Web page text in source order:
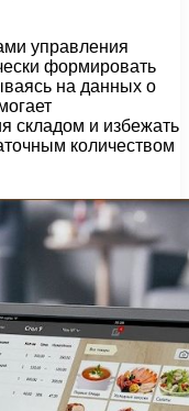
управления
формировать
на данных о
складом и избежать
количеством